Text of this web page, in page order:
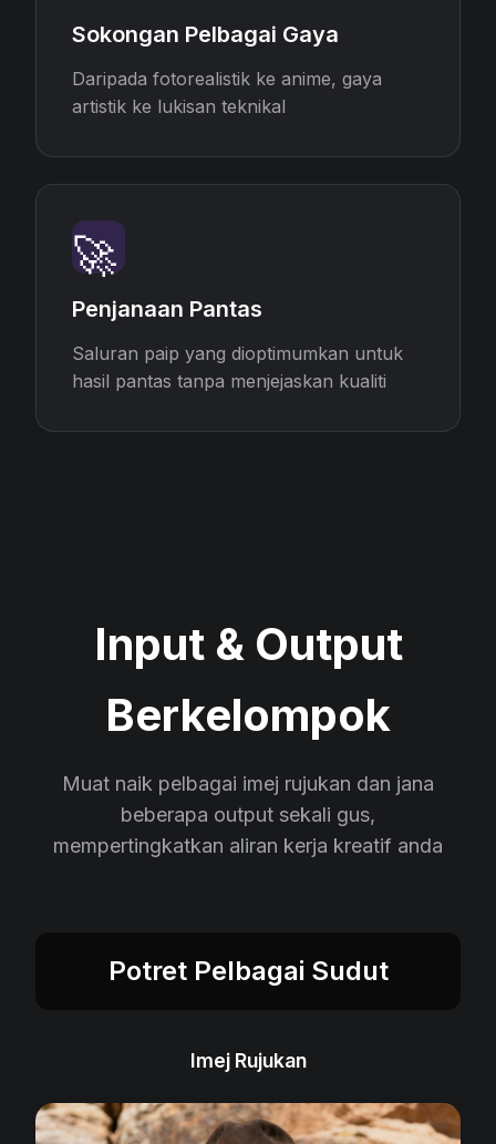
Sokongan Pelbagai Gaya
Daripada fotorealistik ke anime, gaya
artistik ke lukisan teknikal
🚀
Penjanaan Pantas
Saluran paip yang dioptimumkan untuk
hasil pantas tanpa menjejaskan kualiti
Input & Output
Berkelompok
Muat naik pelbagai imej rujukan dan jana
beberapa output sekali gus,
mempertingkatkan aliran kerja kreatif anda
Potret Pelbagai Sudut
Imej Rujukan